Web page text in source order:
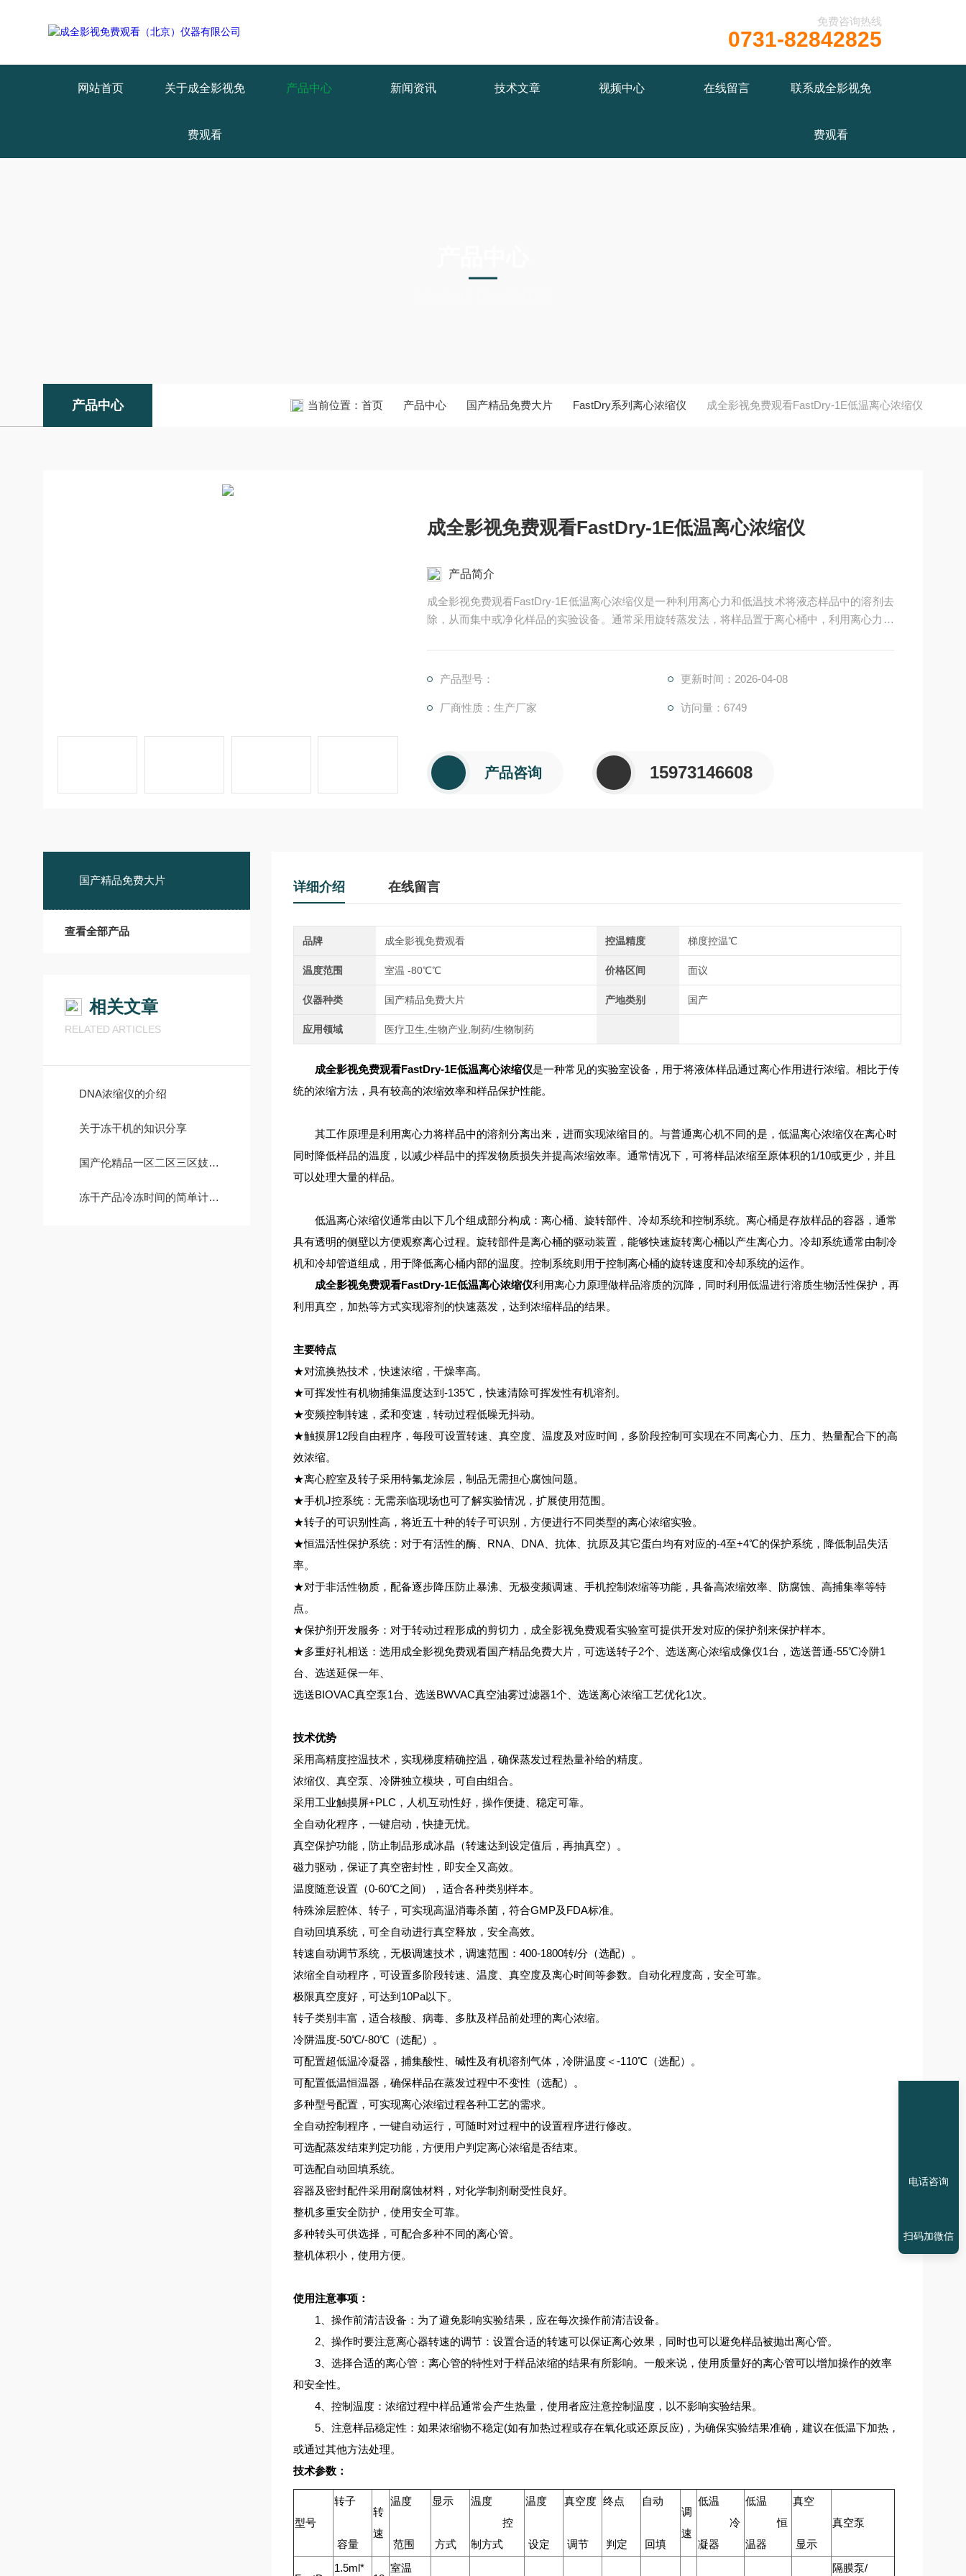
: mkdir(): No space left on device in 免费咨询热线
0731-82842825
网站首页 关于成全影视免
费观看
产品中心 新闻资讯 技术文章 视频中心 在线留言 联系成全影视免
费观看
产品中心 当前位置： 首页 产品中心 国产精品免费大片 FastDry系列离心浓缩仪 成全影视免费观看FastDry-1E低温离心浓缩仪
成全影视免费观看FastDry-1E低温离心浓缩仪
产品简介
成全影视免费观看FastDry-1E低温离心浓缩仪是一种利用离心力和低温技术将液态样品中的溶剂去
除，从而集中或净化样品的实验设备。通常采用旋转蒸发法，将样品置于离心桶中，利用离心力将
产品型号： 更新时间：2026-04-08
厂商性质：生产厂家 访问量：6749
产品咨询 15973146608
国产精品免费大片
查看全部产品
相关文章
RELATED ARTICLES
DNA浓缩仪的介绍
关于冻干机的知识分享
国产伦精品一区二区三区妓女为什么能“冻干不损样”？原理深度解析
冻干产品冷冻时间的简单计算方法
详细介绍 在线留言
品牌 成全影视免费观看 控温精度 梯度控温℃
温度范围 室温 -80℃℃ 价格区间 面议
仪器种类 国产精品免费大片 产地类别 国产
应用领域 医疗卫生,生物产业,制药/生物制药
成全影视免费观看FastDry-1E低温离心浓缩仪是一种常见的实验室设备，用于将液体样品通过离心作用进行浓缩。相比于传
统的浓缩方法，具有较高的浓缩效率和样品保护性能。
其工作原理是利用离心力将样品中的溶剂分离出来，进而实现浓缩目的。与普通离心机不同的是，低温离心浓缩仪在离心时
同时降低样品的温度，以减少样品中的挥发物质损失并提高浓缩效率。通常情况下，可将样品浓缩至原体积的1/10或更少，并且
可以处理大量的样品。
低温离心浓缩仪通常由以下几个组成部分构成：离心桶、旋转部件、冷却系统和控制系统。离心桶是存放样品的容器，通常
具有透明的侧壁以方便观察离心过程。旋转部件是离心桶的驱动装置，能够快速旋转离心桶以产生离心力。冷却系统通常由制冷
机和冷却管道组成，用于降低离心桶内部的温度。控制系统则用于控制离心桶的旋转速度和冷却系统的运作。
成全影视免费观看FastDry-1E低温离心浓缩仪利用离心力原理做样品溶质的沉降，同时利用低温进行溶质生物活性保护，再
利用真空，加热等方式实现溶剂的快速蒸发，达到浓缩样品的结果。
主要特点
★对流换热技术，快速浓缩，干燥率高。
★可挥发性有机物捕集温度达到-135℃，快速清除可挥发性有机溶剂。
★变频控制转速，柔和变速，转动过程低噪无抖动。
★触摸屏12段自由程序，每段可设置转速、真空度、温度及对应时间，多阶段控制可实现在不同离心力、压力、热量配合下的高
效浓缩。
★离心腔室及转子采用特氟龙涂层，制品无需担心腐蚀问题。
★手机J控系统：无需亲临现场也可了解实验情况，扩展使用范围。
★转子的可识别性高，将近五十种的转子可识别，方便进行不同类型的离心浓缩实验。
★恒温活性保护系统：对于有活性的酶、RNA、DNA、抗体、抗原及其它蛋白均有对应的-4至+4℃的保护系统，降低制品失活
率。
★对于非活性物质，配备逐步降压防止暴沸、无极变频调速、手机控制浓缩等功能，具备高浓缩效率、防腐蚀、高捕集率等特
点。
★保护剂开发服务：对于转动过程形成的剪切力，成全影视免费观看实验室可提供开发对应的保护剂来保护样本。
★多重好礼相送：选用成全影视免费观看国产精品免费大片，可选送转子2个、选送离心浓缩成像仪1台，选送普通-55℃冷阱1
台、选送延保一年、
选送BIOVAC真空泵1台、选送BWVAC真空油雾过滤器1个、选送离心浓缩工艺优化1次。
技术优势
采用高精度控温技术，实现梯度精确控温，确保蒸发过程热量补给的精度。
浓缩仪、真空泵、冷阱独立模块，可自由组合。
采用工业触摸屏+PLC，人机互动性好，操作便捷、稳定可靠。
全自动化程序，一键启动，快捷无忧。
真空保护功能，防止制品形成冰晶（转速达到设定值后，再抽真空）。
磁力驱动，保证了真空密封性，即安全又高效。
温度随意设置（0-60℃之间），适合各种类别样本。
特殊涂层腔体、转子，可实现高温消毒杀菌，符合GMP及FDA标准。
自动回填系统，可全自动进行真空释放，安全高效。
转速自动调节系统，无极调速技术，调速范围：400-1800转/分（选配）。
浓缩全自动程序，可设置多阶段转速、温度、真空度及离心时间等参数。自动化程度高，安全可靠。
极限真空度好，可达到10Pa以下。
转子类别丰富，适合核酸、病毒、多肽及样品前处理的离心浓缩。
冷阱温度-50℃/-80℃（选配）。
可配置超低温冷凝器，捕集酸性、碱性及有机溶剂气体，冷阱温度＜-110℃（选配）。
可配置低温恒温器，确保样品在蒸发过程中不变性（选配）。
多种型号配置，可实现离心浓缩过程各种工艺的需求。
全自动控制程序，一键自动运行，可随时对过程中的设置程序进行修改。
可选配蒸发结束判定功能，方便用户判定离心浓缩是否结束。
可选配自动回填系统。
容器及密封配件采用耐腐蚀材料，对化学制剂耐受性良好。
整机多重安全防护，使用安全可靠。
多种转头可供选择，可配合多种不同的离心管。
整机体积小，使用方便。
使用注意事项：
1、操作前清洁设备：为了避免影响实验结果，应在每次操作前清洁设备。
2、操作时要注意离心器转速的调节：设置合适的转速可以保证离心效果，同时也可以避免样品被抛出离心管。
3、选择合适的离心管：离心管的特性对于样品浓缩的结果有所影响。一般来说，使用质量好的离心管可以增加操作的效率
和安全性。
4、控制温度：浓缩过程中样品通常会产生热量，使用者应注意控制温度，以不影响实验结果。
5、注意样品稳定性：如果浓缩物不稳定(如有加热过程或存在氧化或还原反应)，为确保实验结果准确，建议在低温下加热，
或通过其他方法处理。
技术参数：
型号
转子
容量
转
速
温度
范围
显示
方式
温度
控
制方式
温度
设定
真空度
调节
终点
判定
自动
回填
调
速
低温
冷
凝器
低温
恒
温器
真空
显示
真空泵
1.5ml*
室温 隔膜泵/
电话咨询
扫码加微信